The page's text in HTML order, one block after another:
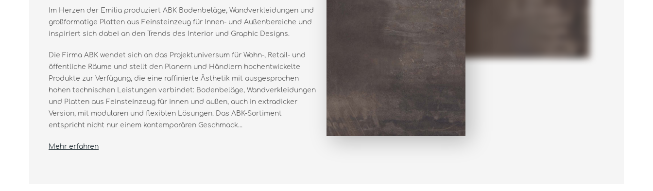
Im Herzen der Emilia produziert ABK Bodenbeläge, Wandverkleidungen und
großformatige Platten aus Feinsteinzeug für Innen- und Außenbereiche und
inspiriert sich dabei an den Trends des Interior und Graphic Designs.
Die Firma ABK wendet sich an das Projektuniversum für Wohn-, Retail- und
öffentliche Räume und stellt den Planern und Händlern hochentwickelte
Produkte zur Verfügung, die eine raffinierte Ästhetik mit ausgesprochen
hohen technischen Leistungen verbindet: Bodenbeläge, Wandverkleidungen
und Platten aus Feinsteinzeug für innen und außen, auch in extradicker
Version, mit modularen und flexiblen Lösungen. Das ABK-Sortiment
entspricht nicht nur einem kontemporären Geschmack...
Mehr erfahren